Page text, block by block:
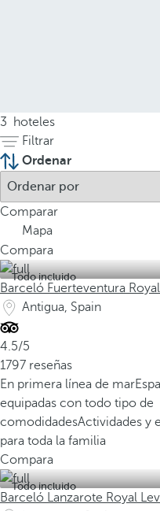
3
hoteles
Filtrar
Ordenar
Comparar
Mapa
Compara
Todo incluido
Barceló Fuerteventura
Antigua, Spain
4.5/5
1797 reseñas
En primera línea de mar
equipadas con todo tipo de
comodidadesActividades y
para toda la familia
Compara
Todo incluido
Barceló Lanzarote Royal